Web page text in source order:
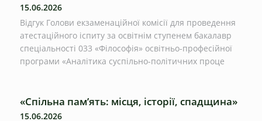
15.06.2026
Відгук Голови екзаменаційної комісії для проведення
атестаційного іспиту за освітнім ступенем бакалавр
спеціальності 033 «Філософія» освітньо-професійної
програми «Аналітика суспільно-політичних проце
«Спільна пам’ять: місця, історії, спадщина»
15.06.2026